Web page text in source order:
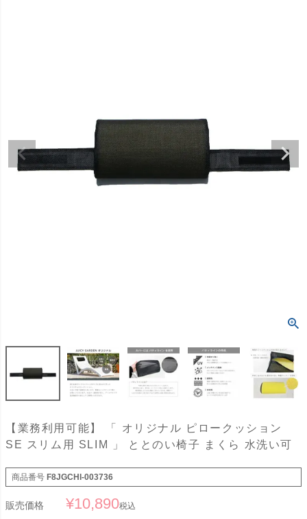
【業務利用可能】 「 オリジナル ピロークッション
SE スリム用 SLIM 」 ととのい椅子 まくら 水洗い可
商品番号 F8JGCHI-003736
販売価格 ¥10,890税込